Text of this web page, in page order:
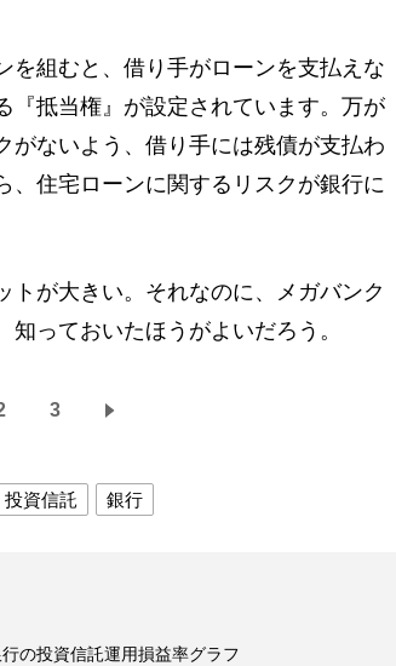
を組むと、借り手がローンを支払えな
『抵当権』が設定されています。万が
がないよう、借り手には残債が支払わ
、住宅ローンに関するリスクが銀行に
が大きい。それなのに、メガバンク
っておいたほうがよいだろう。
3
投資信託 銀行
の投資信託運用損益率グラフ